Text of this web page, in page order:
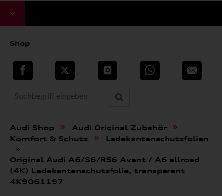
Shop
teilen Twitter Instagram WhatsApp E-Mail
Audi Shop » Audi Original Zubehör »
Komfort & Schutz » Ladekantenschutzfolien
»
Original Audi A6/S6/RS6 Avant / A6 allroad
(4K) Ladekantenschutzfolie, transparent
4K9061197